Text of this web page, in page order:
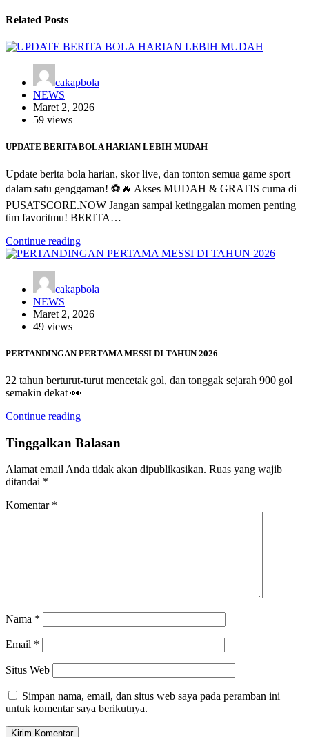
Related Posts
cakapbola
NEWS
Maret 2, 2026
59 views
UPDATE BERITA BOLA HARIAN LEBIH MUDAH
Update berita bola harian, skor live, dan tonton semua game sport
dalam satu genggaman! ⚽️🔥 Akses MUDAH & GRATIS cuma di
PUSATSCORE.NOW Jangan sampai ketinggalan momen penting
tim favoritmu! BERITA…
Continue reading
cakapbola
NEWS
Maret 2, 2026
49 views
PERTANDINGAN PERTAMA MESSI DI TAHUN 2026
22 tahun berturut-turut mencetak gol, dan tonggak sejarah 900 gol
semakin dekat 👀
Continue reading
Tinggalkan Balasan
Alamat email Anda tidak akan dipublikasikan. Ruas yang wajib
ditandai *
Komentar *
Nama *
Email *
Situs Web
Simpan nama, email, dan situs web saya pada peramban ini
untuk komentar saya berikutnya.